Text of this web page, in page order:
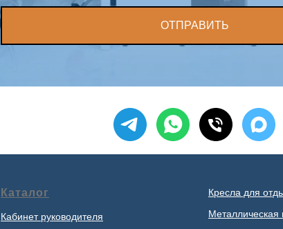
ОТПРАВИТЬ
Каталог
Кабинет руководителя
Кресла для
Металлическая